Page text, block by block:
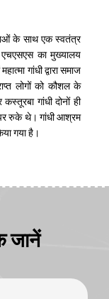
के साथ एक स्वतंत्र
एचएसएस का मुख्यालय
गांधी द्वारा समाज
लोगों को कौशल के
गांधी दोनों ही
रुके थे। गांधी आश्रम
गया है।
जानें